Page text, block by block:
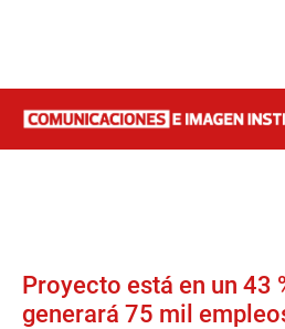
Proyecto está en un 43
generará 75 mil